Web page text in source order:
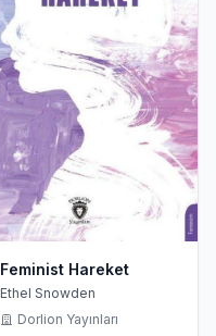
Feminist Hareket
Ethel Snowden
Dorlion Yayınları